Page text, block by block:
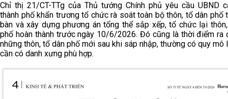
Chỉ thị 21/CT-TTg của Thủ tướng Chính phủ yêu cầu UBND
thành phố khẩn trương tổ chức rà soát toàn bộ thôn, tổ dân phố
bàn và xây dựng phương án tổng thể sắp xếp, tổ chức lại
phố hoàn thành trước ngày 10/6/2026. Đó cũng là thời điểm ra
những thôn, tổ dân phố mới sau khi sáp nhập, thường có quy mô
cần có danh xưng phù hợp.